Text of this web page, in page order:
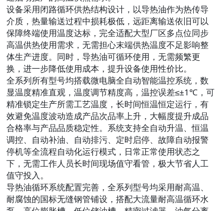
设备采用闭路循环供热结构设计，以导热油作为热传导
介质，热量输送过程中损耗极低，远距离输送依旧可以
保障终端使用温度达标，完全适配大型厂区多点位同步
高温供热使用需求，无需担心末端供热温度不足影响整
体生产进度。同时，导热油可循环使用，无需频繁更
换，进一步降低使用成本，提升设备使用性价比。
全系列所有型号均搭载微电脑全自动智能温控系统，数
显温度精准直观，温度调节精度高，温控误差≤±1℃，可
精准锁定生产所需工艺温度，长时间恒温恒定运行，有
效避免温度波动造成产品次品率上升，大幅度提升成品
合格率与产品品质稳定性。系统支持全自动升温、恒温
调控、自动补油、自动排污、定时启停、故障自动报警
停机等全流程自动化运行模式，日常正常使用状态之
下，无需工作人员长时间现场值守看管，极大节省人工
值守投入。
导热油循环系统配置完善，全系列型号均采用耐高温、
耐腐蚀的国标无缝钢管铺设，搭配大流量耐高温循环水